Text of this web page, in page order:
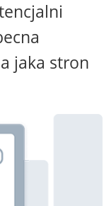
jaka stron